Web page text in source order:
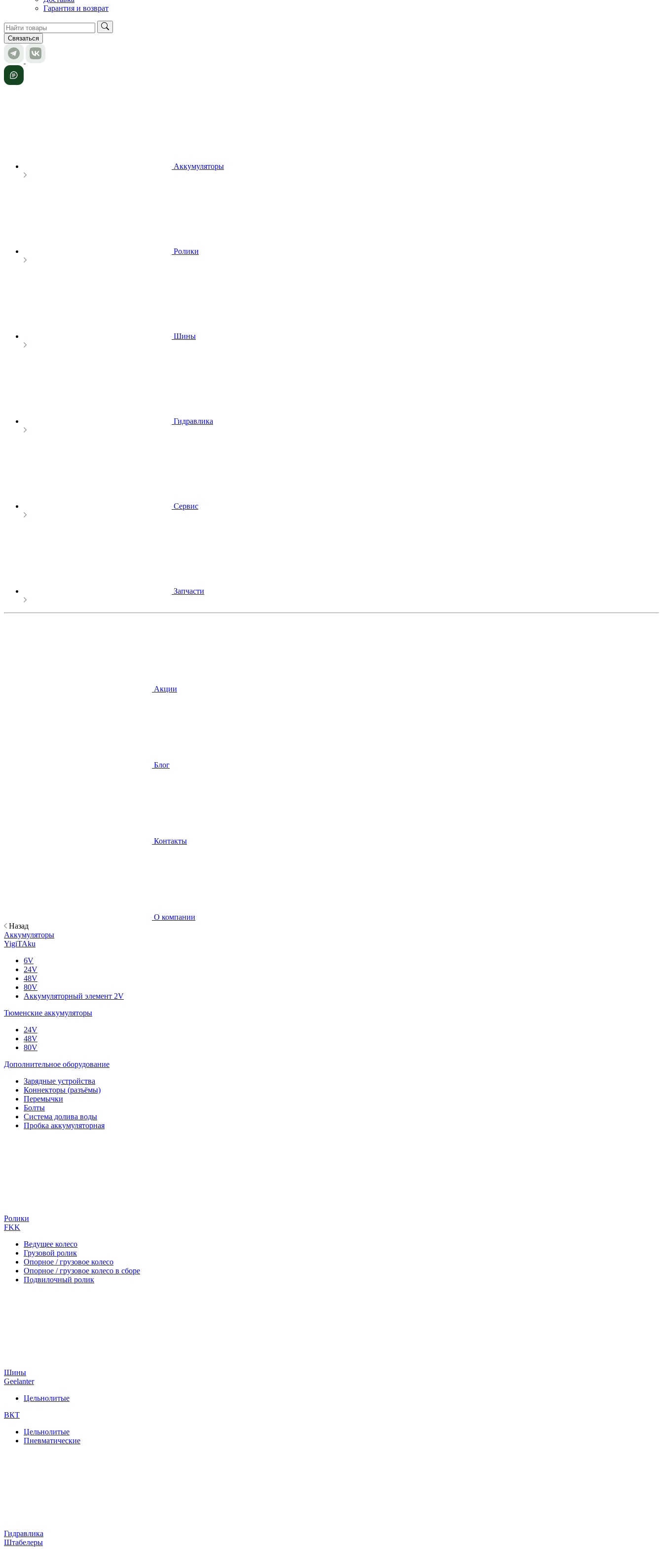
Гарантия и возврат
Связаться
Аккумуляторы
Ролики
Шины
Гидравлика
Сервис
Запчасти
Акции
Блог
Контакты
О компании
Назад
Аккумуляторы
YigiTAku
6V
24V
48V
80V
Аккумуляторный элемент 2V
Тюменские аккумуляторы
24V
48V
80V
Дополнительное оборудование
Зарядные устройства
Коннекторы (разъёмы)
Перемычки
Болты
Система долива воды
Пробка аккумуляторная
Ролики
FKK
Ведущее колесо
Грузовой ролик
Опорное / грузовое колесо
Опорное / грузовое колесо в сборе
Подвилочный ролик
Шины
Geelanter
Цельнолитые
ВКТ
Цельнолитые
Пневматические
Гидравлика
Штабелеры